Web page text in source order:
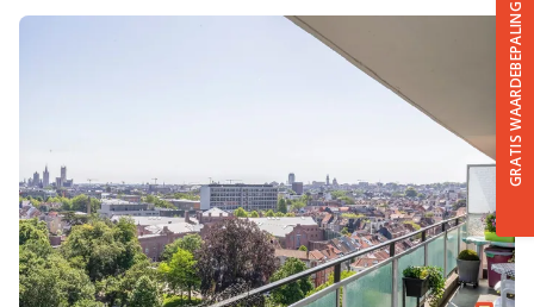
GRATIS WAARDEBEPALING